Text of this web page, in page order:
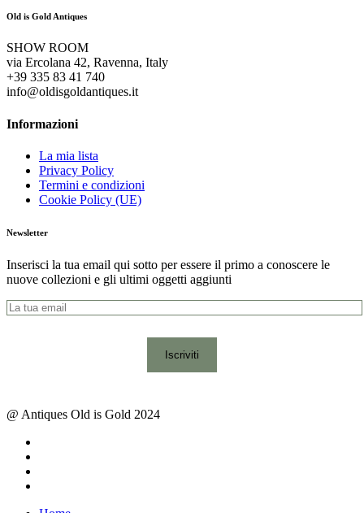
Old is Gold Antiques
SHOW ROOM
via Ercolana 42, Ravenna, Italy
+39 335 83 41 740
info@oldisgoldantiques.it
Informazioni
La mia lista
Privacy Policy
Termini e condizioni
Cookie Policy (UE)
Newsletter
Inserisci la tua email qui sotto per essere il primo a conoscere le
nuove collezioni e gli ultimi oggetti aggiunti
@ Antiques Old is Gold 2024